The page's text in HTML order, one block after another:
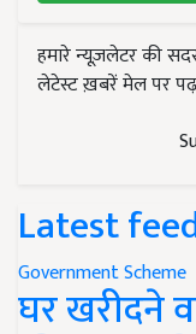
हमारे न्यूज़लेटर की
लेटेस्ट ख़बरें मेल पर
Latest
Government Scheme
घर खरीदने